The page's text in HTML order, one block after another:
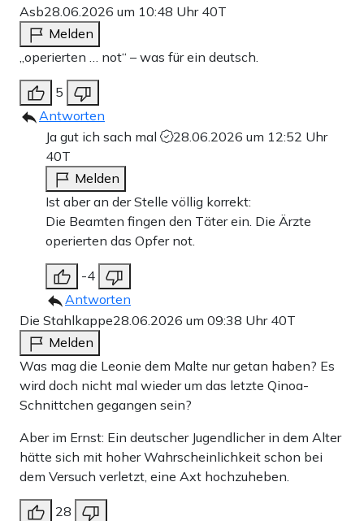
Asb28.06.2026 um 10:48 Uhr 40T
Melden
„operierten … not“ – was für ein deutsch.
5
Antworten
Ja gut ich sach mal
28.06.2026 um 12:52 Uhr
40T
Melden
Ist aber an der Stelle völlig korrekt:
Die Beamten fingen den Täter ein. Die Ärzte
operierten das Opfer not.
-4
Antworten
Die Stahlkappe28.06.2026 um 09:38 Uhr 40T
Melden
Was mag die Leonie dem Malte nur getan haben? Es
wird doch nicht mal wieder um das letzte Qinoa-
Schnittchen gegangen sein?
Aber im Ernst: Ein deutscher Jugendlicher in dem Alter
hätte sich mit hoher Wahrscheinlichkeit schon bei
dem Versuch verletzt, eine Axt hochzuheben.
28